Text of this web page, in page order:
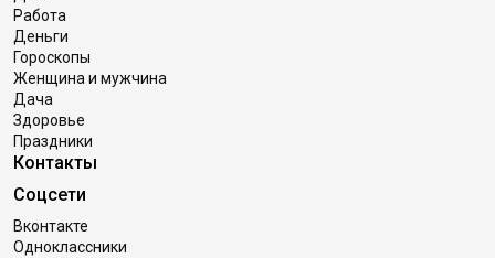
Работа
Деньги
Гороскопы
Женщина и мужчина
Дача
Здоровье
Праздники
Контакты
Соцсети
Вконтакте
Одноклассники